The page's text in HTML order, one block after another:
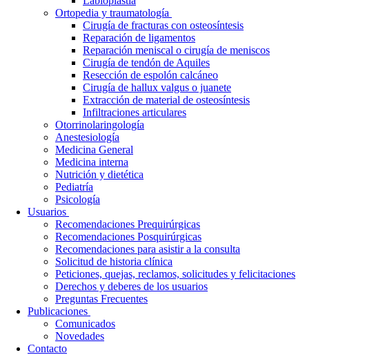
Ortopedia y traumatología
Cirugía de fracturas con osteosíntesis
Reparación de ligamentos
Reparación meniscal o cirugía de meniscos
Cirugía de tendón de Aquiles
Resección de espolón calcáneo
Cirugía de hallux valgus o juanete
Extracción de material de osteosíntesis
Infiltraciones articulares
Otorrinolaringología
Anestesiología
Medicina General
Medicina interna
Nutrición y dietética
Pediatría
Psicología
Usuarios
Recomendaciones Prequirúrgicas
Recomendaciones Posquirúrgicas
Recomendaciones para asistir a la consulta
Solicitud de historia clínica
Peticiones, quejas, reclamos, solicitudes y felicitaciones
Derechos y deberes de los usuarios
Preguntas Frecuentes
Publicaciones
Comunicados
Novedades
Contacto